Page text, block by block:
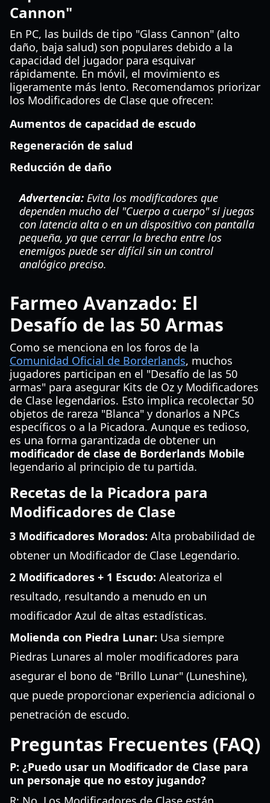
Cannon"
En PC, las builds de tipo "Glass Cannon" (alto
daño, baja salud) son populares debido a la
capacidad del jugador para esquivar
rápidamente. En móvil, el movimiento es
ligeramente más lento. Recomendamos priorizar
los Modificadores de Clase que ofrecen:
Aumentos de capacidad de escudo
Regeneración de salud
Reducción de daño
Advertencia: Evita los modificadores que
dependen mucho del "Cuerpo a cuerpo" si juegas
con latencia alta o en un dispositivo con pantalla
pequeña, ya que cerrar la brecha entre los
enemigos puede ser difícil sin un control
analógico preciso.
Farmeo Avanzado: El
Desafío de las 50 Armas
Como se menciona en los foros de la
Comunidad Oficial de Borderlands, muchos
jugadores participan en el "Desafío de las 50
armas" para asegurar Kits de Oz y Modificadores
de Clase legendarios. Esto implica recolectar 50
objetos de rareza "Blanca" y donarlos a NPCs
específicos o a la Picadora. Aunque es tedioso,
es una forma garantizada de obtener un
modificador de clase de Borderlands Mobile
legendario al principio de tu partida.
Recetas de la Picadora para
Modificadores de Clase
3 Modificadores Morados: Alta probabilidad de
obtener un Modificador de Clase Legendario.
2 Modificadores + 1 Escudo: Aleatoriza el
resultado, resultando a menudo en un
modificador Azul de altas estadísticas.
Molienda con Piedra Lunar: Usa siempre
Piedras Lunares al moler modificadores para
asegurar el bono de "Brillo Lunar" (Luneshine),
que puede proporcionar experiencia adicional o
penetración de escudo.
Preguntas Frecuentes (FAQ)
P: ¿Puedo usar un Modificador de Clase para
un personaje que no estoy jugando?